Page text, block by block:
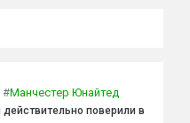
#Манчестер Юнайтед
поверили в